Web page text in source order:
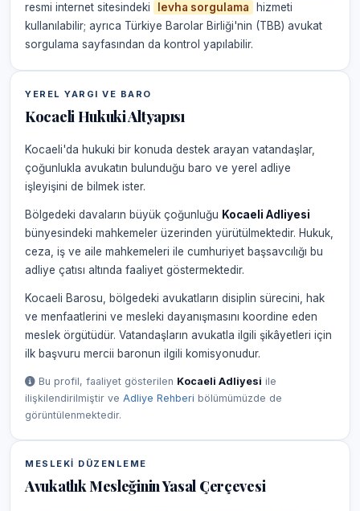
resmi internet sitesindeki
levha sorgulama
hizmeti
kullanılabilir; ayrıca Türkiye Barolar Birliği'nin (TBB) avukat
sorgulama sayfasından da kontrol yapılabilir.
YEREL YARGI VE BARO
Kocaeli Hukuki Altyapısı
Kocaeli'da hukuki bir konuda destek arayan vatandaşlar,
çoğunlukla avukatın bulunduğu baro ve yerel adliye
işleyişini de bilmek ister.
Bölgedeki davaların büyük çoğunluğu Kocaeli Adliyesi
bünyesindeki mahkemeler üzerinden yürütülmektedir. Hukuk,
ceza, iş ve aile mahkemeleri ile cumhuriyet başsavcılığı bu
adliye çatısı altında faaliyet göstermektedir.
Kocaeli Barosu, bölgedeki avukatların disiplin sürecini, hak
ve menfaatlerini ve mesleki dayanışmasını koordine eden
meslek örgütüdür. Vatandaşların avukatla ilgili şikâyetleri için
ilk başvuru mercii baronun ilgili komisyonudur.
Bu profil, faaliyet gösterilen Kocaeli Adliyesi ile
ilişkilendirilmiştir ve Adliye Rehberi bölümümüzde de
görüntülenmektedir.
MESLEKI DÜZENLEME
Avukatlık Mesleğinin Yasal Çerçevesi